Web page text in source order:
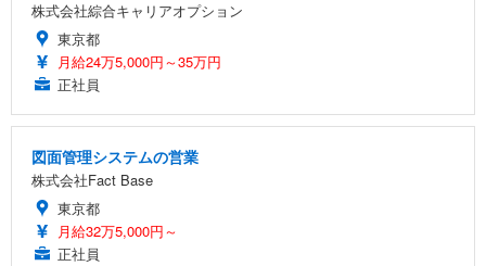
株式会社綜合キャリアオプション
東京都
月給24万5,000円～35万円
正社員
図面管理システムの営業
株式会社Fact Base
東京都
月給32万5,000円～
正社員